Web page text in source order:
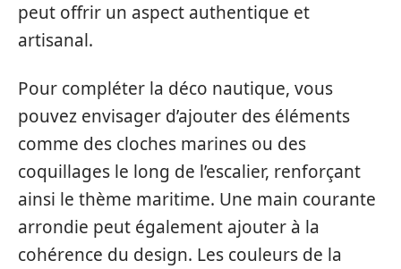
peut offrir un aspect authentique et
artisanal.
Pour compléter la déco nautique, vous
pouvez envisager d’ajouter des éléments
comme des cloches marines ou des
coquillages le long de l’escalier, renforçant
ainsi le thème maritime. Une main courante
arrondie peut également ajouter à la
cohérence du design. Les couleurs de la